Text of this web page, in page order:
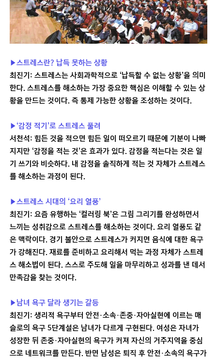
▶스트레스란? 납득 못하는 상황
최진기: 스트레스는 사회과학적으로 ‘납득할 수 없는 상황’을 의미
한다. 스트레스를 해소하는 가장 중요한 핵심은 이해할 수 있는 상
황을 만드는 것이다. 즉 통제 가능한 상황을 조성하는 것이다.
▶‘감정 적기’로 스트레스 풀려
서천석: 힘든 것을 적으면 힘든 일이 떠오르기 때문에 기분이 나빠
지지만 ‘감정을 적는 것’은 효과가 있다. 감정을 적는다는 것은 일
기 쓰기와 비슷하다. 내 감정을 솔직하게 적는 것 자체가 스트레스
를 해소하는 과정이 된다.
▶스트레스 시대의 ‘요리 열풍’
최진기: 요즘 유행하는 ‘컬러링 북’은 그림 그리기를 완성하면서
느끼는 성취감으로 스트레스를 해소하는 것이다. 요리 열풍도 같
은 맥락이다. 경기 불안으로 스트레스가 커지면 음식에 대한 욕구
가 강해진다. 재료를 준비하고 요리해서 먹는 과정 자체가 스트레
스 해소법이 된다. 스스로 주도해 일을 마무리하고 성과를 낸 데서
만족감을 찾는 것이다.
▶남녀 욕구 달라 생기는 갈등
최진기: 생리적 욕구부터 안전·소속·존중·자아실현에 이르는 매
슬로의 욕구 5단계설은 남녀가 다르게 구현된다. 여성은 자녀가
성장한 뒤 존중·자아실현의 욕구가 커져 자신의 거주지역을 중심
으로 네트워크를 만든다. 반면 남성은 퇴직 후 안전·소속의 욕구가